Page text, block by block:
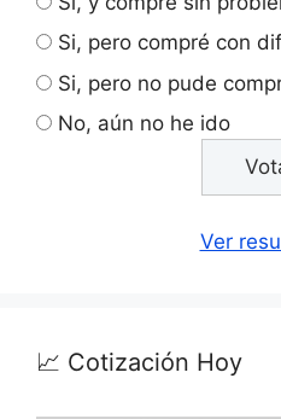
Si, pero compré con
Si, pero no pude
No, aún no he ido
Ver
📈 Cotización Hoy